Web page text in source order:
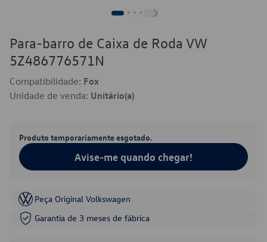
Para-barro de Caixa de Roda VW
5Z486776571N
Compatibilidade: Fox
Unidade de venda: Unitário(a)
Produto temporariamente esgotado.
Avise-me quando chegar!
Peça Original Volkswagen
Garantia de 3 meses de fábrica